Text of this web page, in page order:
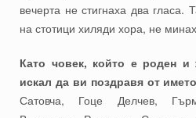
вечерта не стигнаха два гласа.
на стотици хиляди хора, не
Като човек, който е роден
искал да ви поздравя от
Сатовча, Гоце Делчев,